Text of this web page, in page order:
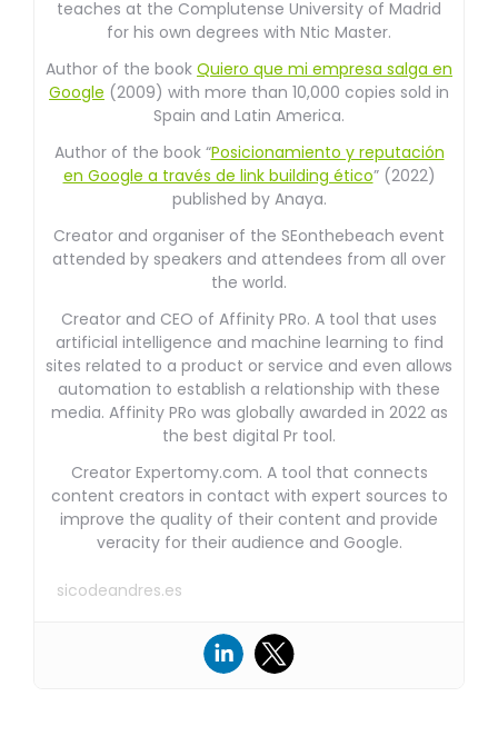
teaches at the Complutense University of Madrid
for his own degrees with Ntic Master.
Author of the book Quiero que mi empresa salga en
Google (2009) with more than 10,000 copies sold in
Spain and Latin America.
Author of the book “Posicionamiento y reputación
en Google a través de link building ético” (2022)
published by Anaya.
Creator and organiser of the SEonthebeach event
attended by speakers and attendees from all over
the world.
Creator and CEO of Affinity PRo. A tool that uses
artificial intelligence and machine learning to find
sites related to a product or service and even allows
automation to establish a relationship with these
media. Affinity PRo was globally awarded in 2022 as
the best digital Pr tool.
Creator Expertomy.com. A tool that connects
content creators in contact with expert sources to
improve the quality of their content and provide
veracity for their audience and Google.
sicodeandres.es